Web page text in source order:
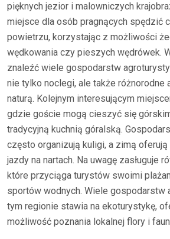
pięknych jezior i malowniczych
miejsce dla osób pragnących spędzić
powietrzu, korzystając z możliwości
wędkowania czy pieszych wędrówek.
znaleźć wiele gospodarstw
nie tylko noclegi, ale także różnorodne
naturą. Kolejnym interesującym
gdzie goście mogą cieszyć się
tradycyjną kuchnią góralską.
często organizują kuligi, a zimą
jazdy na nartach. Na uwagę zasługuje
które przyciąga turystów swoimi
sportów wodnych. Wiele gospodarstw
tym regionie stawia na ekoturystykę,
możliwość poznania lokalnej flory i